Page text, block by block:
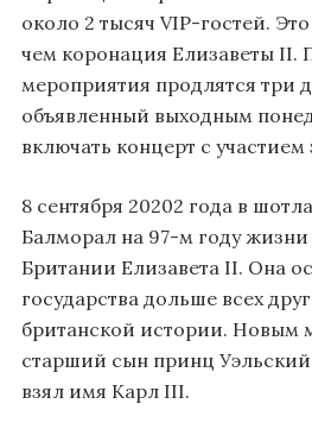
около 2 тысяч VIP-гостей.
чем коронация Елизаветы II.
мероприятия продлятся три
объявленный выходным
включать концерт с участием
8 сентября 20202 года в
Балморал на 97-м году
Британии Елизавета II. Она
государства дольше всех
британской истории. Новым
старший сын принц
взял имя Карл III.